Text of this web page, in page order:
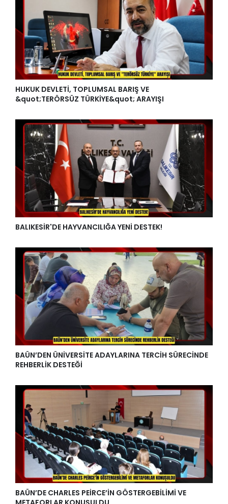
HUKUK DEVLETİ, TOPLUMSAL BARIŞ VE
&quot;TERÖRSÜZ TÜRKİYE&quot; ARAYIŞI
BALIKESİR'DE HAYVANCILIĞA YENİ DESTEK!
BAÜN’DEN ÜNİVERSİTE ADAYLARINA TERCİH SÜRECİNDE
REHBERLİK DESTEĞİ
BAÜN’DE CHARLES PEİRCE’İN GÖSTERGEBİLİMİ VE